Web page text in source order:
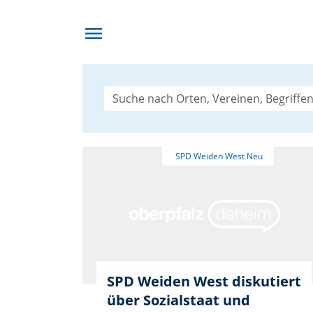
menu
SPD Weiden West diskutiert
über Sozialstaat und